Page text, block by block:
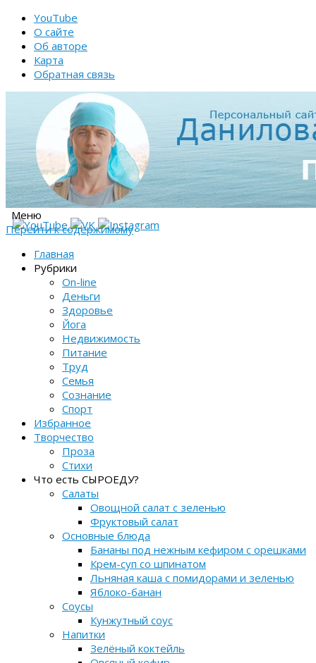
YouTube
О сайте
Об авторе
Карта
Обратная связь
Меню
Перейти к содержимому
Главная
Рубрики
On-line
Деньги
Здоровье
Йога
Недвижимость
Питание
Труд
Семья
Сознание
Спорт
Избранное
Творчество
Проза
Стихи
Что есть СЫРОЕДУ?
Салаты
Овощной салат с зеленью
Фруктовый салат
Основные блюда
Бананы под нежным кефиром с орешками
Крем-суп со шпинатом
Льняная каша с помидорами и зеленью
Яблоко-банан
Соусы
Кунжутный соус
Напитки
Зелёный коктейль